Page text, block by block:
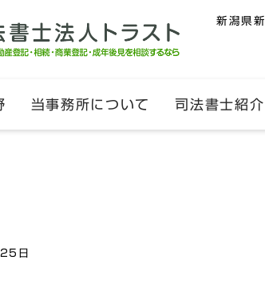
新潟県
当事務所について 司法書士紹介
日